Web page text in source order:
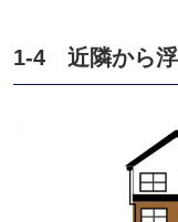
1-4 近隣から